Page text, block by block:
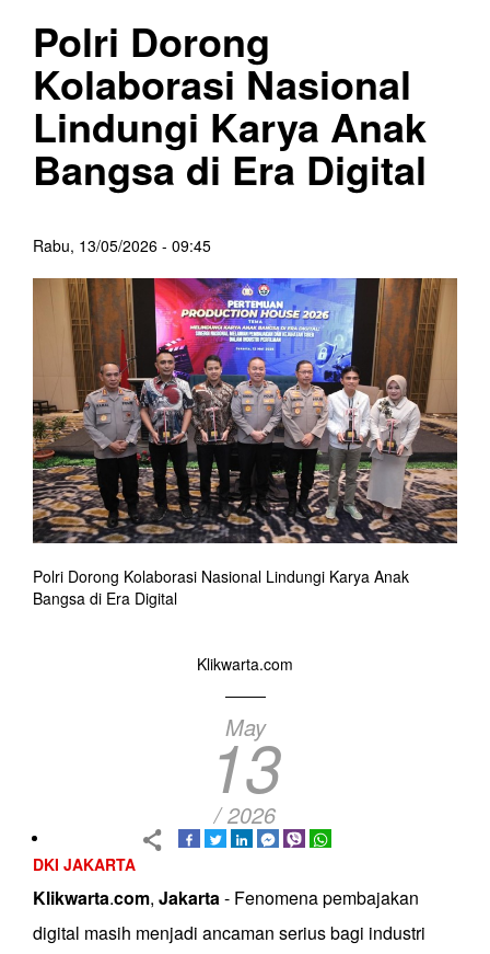
Polri Dorong
Kolaborasi Nasional
Lindungi Karya Anak
Bangsa di Era Digital
Rabu, 13/05/2026 - 09:45
Polri Dorong Kolaborasi Nasional Lindungi Karya Anak
Bangsa di Era Digital
Klikwarta.com
May
13
/ 2026
DKI JAKARTA
Klikwarta.com, Jakarta- Fenomena pembajakan
digital masih menjadi ancaman serius bagi industri